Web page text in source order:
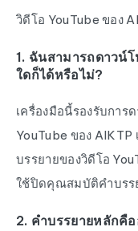
วิดีโอ YouTube ของ
1. ฉันสามารถดาวน์
ใดก็ได้หรือไม่?
เครื่องมือนี้รองรับการ
YouTube ของ
บรรยายของวิดีโอ
ใช้ปิดคุณสมบัติคำบรร
2. คำบรรยายหลักคือ